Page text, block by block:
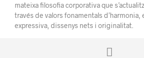
mateixa filosofia corporativa que
través de valors fonamentals d’harmonia,
expressiva, dissenys nets i originalitat.